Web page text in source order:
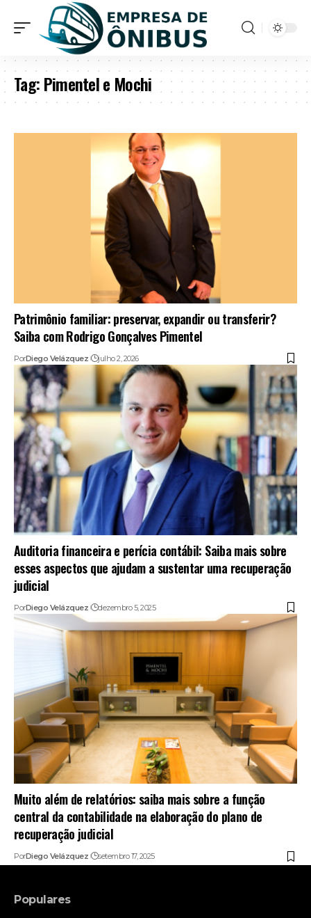
Tag:Pimentel e Mochi
Patrimônio familiar: preservar, expandir ou transferir?
Saiba com Rodrigo Gonçalves Pimentel
PorDiego Velázquez julho 2, 2026
Auditoria financeira e perícia contábil: Saiba mais sobre
esses aspectos que ajudam a sustentar uma recuperação
judicial
PorDiego Velázquez dezembro 5, 2025
Muito além de relatórios: saiba mais sobre a função
central da contabilidade na elaboração do plano de
recuperação judicial
PorDiego Velázquez setembro 17, 2025
Populares